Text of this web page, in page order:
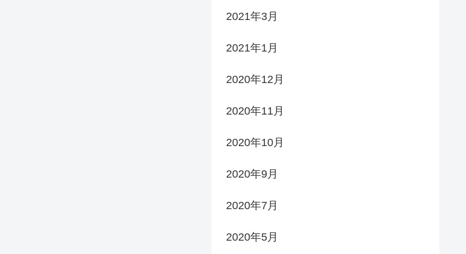
2021年3月
2021年1月
2020年12月
2020年11月
2020年10月
2020年9月
2020年7月
2020年5月